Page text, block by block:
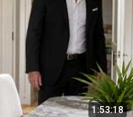
1:53:18